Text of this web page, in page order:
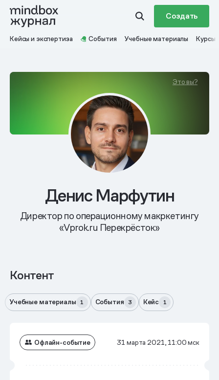
Создать
Кейсы и экспертиза События Учебные материалы Курсы
Это вы?
Денис Марфутин
Директор по операционному макркетингу
«Vprok.ru Перекрёсток»
Контент
Учебные материалы 1 События 3 Кейс 1
Офлайн-событие 31 марта 2021, 11:00 мск